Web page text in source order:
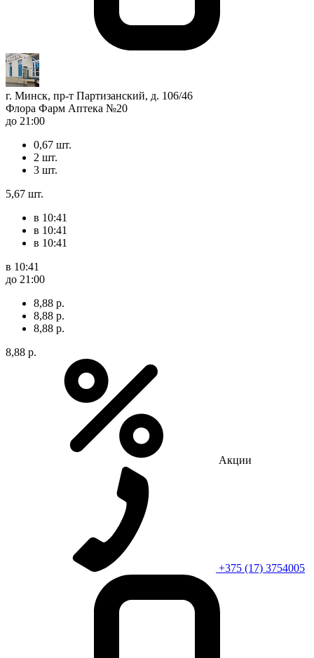
г. Минск, пр-т Партизанский, д. 106/46
Флора Фарм Аптека №20
до 21:00
0,67 шт.
2 шт.
3 шт.
5,67 шт.
в 10:41
в 10:41
в 10:41
в 10:41
до 21:00
8,88 р.
8,88 р.
8,88 р.
8,88 р.
Акции
+375 (17) 3754005